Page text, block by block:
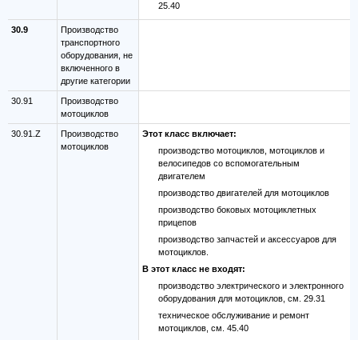
25.40
30.9
Производство
транспортного
оборудования, не
включенного в
другие категории
30.91
Производство
мотоциклов
30.91.Z
Производство
мотоциклов
Этот класс включает:
производство мотоциклов, мотоциклов и
велосипедов со вспомогательным
двигателем
производство двигателей для мотоциклов
производство боковых мотоциклетных
прицепов
производство запчастей и аксессуаров для
мотоциклов.
В этот класс не входят:
производство электрического и электронного
оборудования для мотоциклов, см. 29.31
техническое обслуживание и ремонт
мотоциклов, см. 45.40